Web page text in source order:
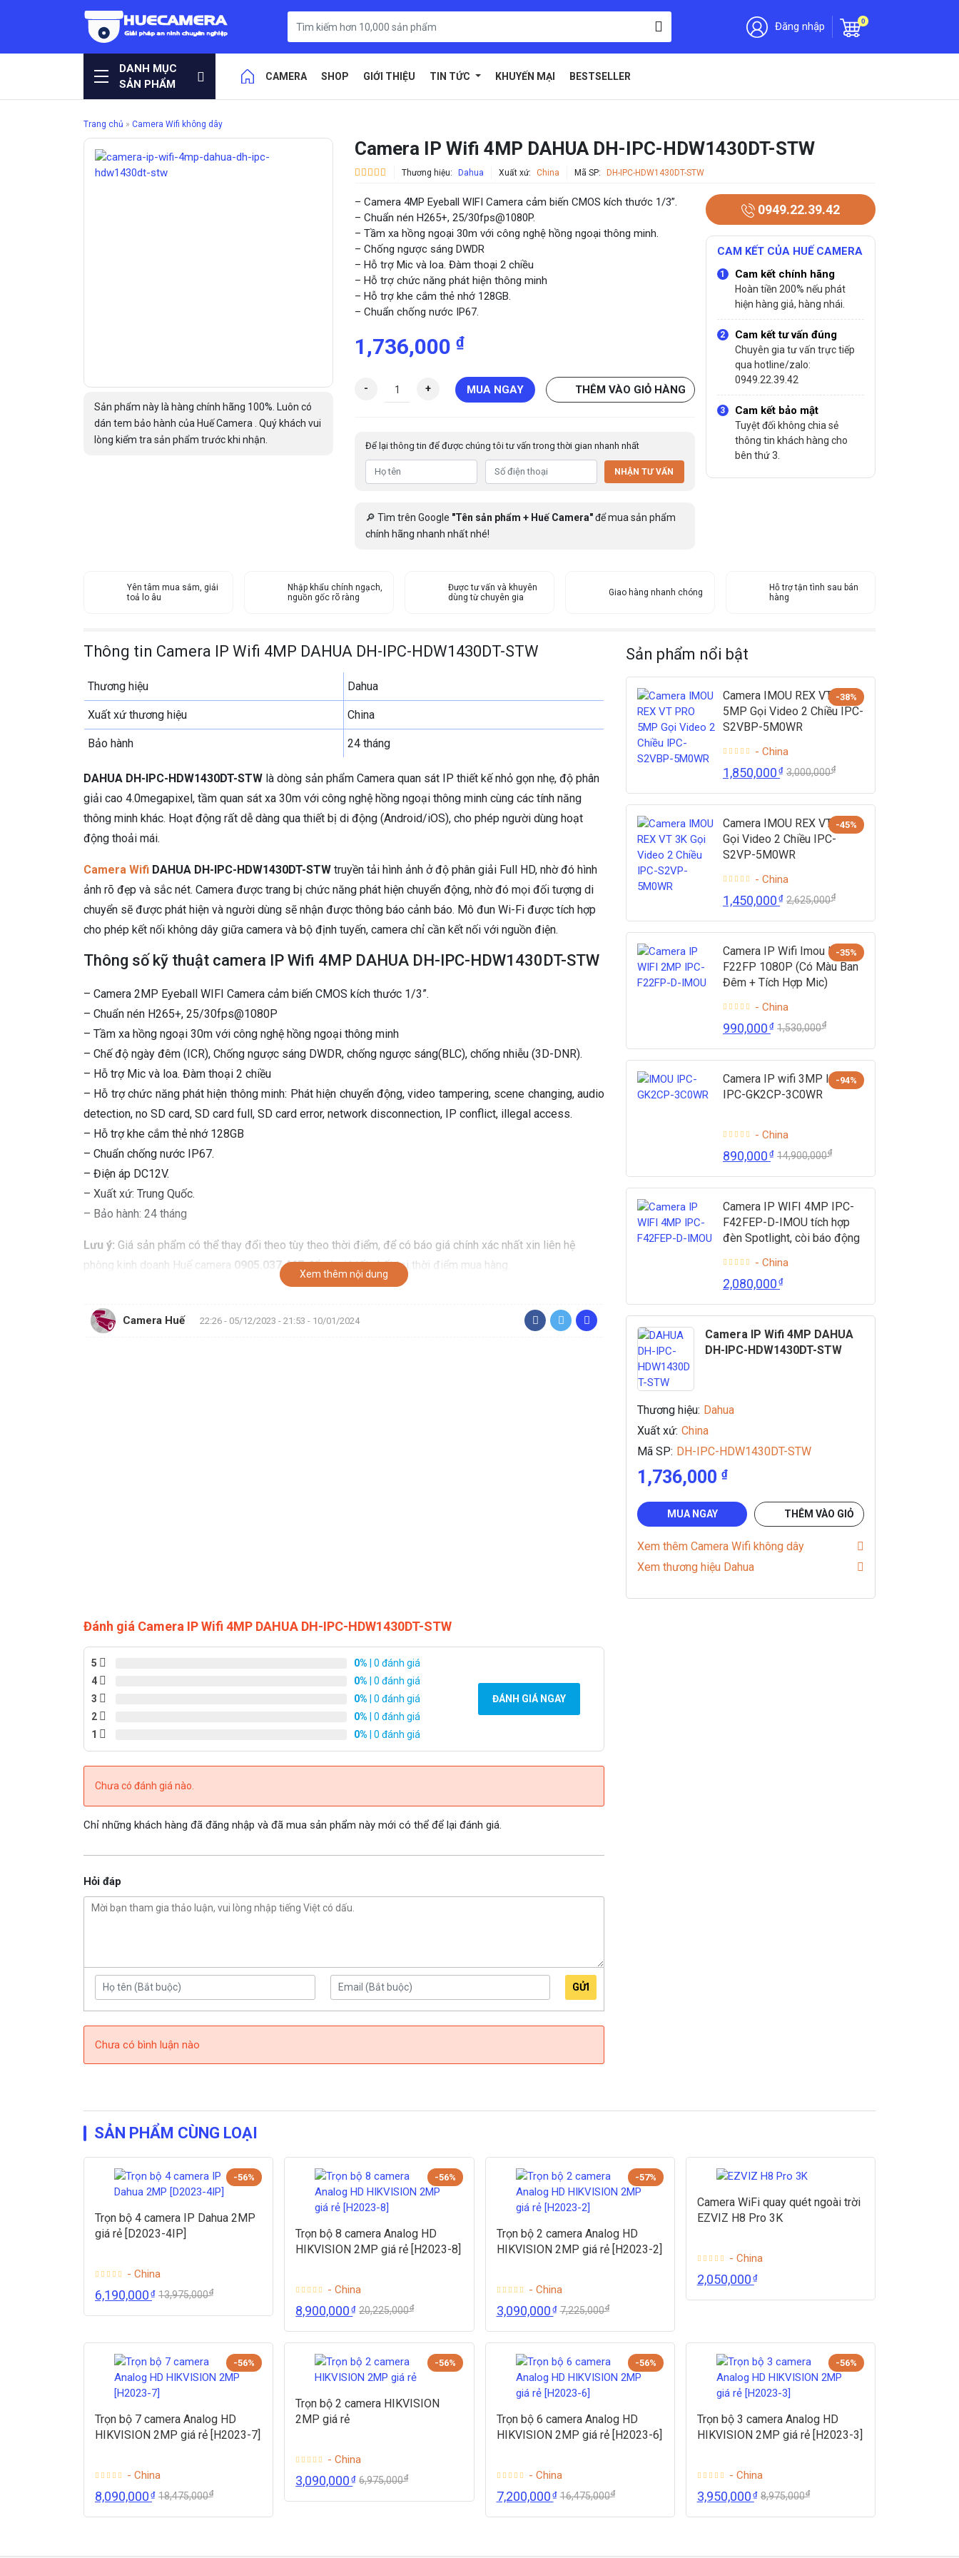
Đăng nhập 0
DANH MỤC
SẢN PHẨM
CAMERA SHOP GIỚI THIỆU TIN TỨC KHUYẾN MẠI BESTSELLER
Trang chủ » Camera Wifi không dây
Sản phẩm này là hàng chính hãng 100%. Luôn có
dán tem bảo hành của Huế Camera . Quý khách vui
lòng kiểm tra sản phẩm trước khi nhận.
Camera IP Wifi 4MP DAHUA DH-IPC-HDW1430DT-STW
Thương hiệu: Dahua Xuất xứ: China Mã SP: DH-IPC-HDW1430DT-STW
– Camera 4MP Eyeball WIFI Camera cảm biến CMOS kích thước 1/3”.
– Chuẩn nén H265+, 25/30fps@1080P.
– Tầm xa hồng ngoại 30m với công nghệ hồng ngoại thông minh.
– Chống ngược sáng DWDR
– Hỗ trợ Mic và loa. Đàm thoại 2 chiều
– Hỗ trợ chức năng phát hiện thông minh
– Hỗ trợ khe cắm thẻ nhớ 128GB.
– Chuẩn chống nước IP67.
1,736,000 ₫
-
M
P
A
D
H
-
I
C
H
D
4
3
0
T
S
W
ố
ư
n
+ MUA NGAY THÊM VÀO GIỎ HÀNG
Để lại thông tin để được chúng tôi tư vấn trong thời gian nhanh nhất
NHẬN TƯ VẤN
🔎 Tìm trên Google "Tên sản phẩm + Huế Camera"để mua sản phẩm
chính hãng nhanh nhất nhé!
0949.22.39.42
CAM KẾT CỦA HUẾ CAMERA
Cam kết chính hãng
Hoàn tiền 200% nếu phát
hiện hàng giả, hàng nhái.
Cam kết tư vấn đúng
Chuyên gia tư vấn trực tiếp
qua hotline/zalo:
0949.22.39.42
Cam kết bảo mật
Tuyệt đối không chia sẻ
thông tin khách hàng cho
bên thứ 3.
Yên tâm mua sắm, giải
toả lo âu
Nhập khẩu chính ngạch,
nguồn gốc rõ ràng
Được tư vấn và khuyên
dùng từ chuyên gia
Giao hàng nhanh chóng
Hỗ trợ tận tình sau bán
hàng
Thông tin Camera IP Wifi 4MP DAHUA DH-IPC-HDW1430DT-STW
Thương hiệu Dahua
Xuất xứ thương hiệu China
Bảo hành 24 tháng
DAHUA DH-IPC-HDW1430DT-STW là dòng sản phẩm Camera quan sát IP thiết kế nhỏ gọn nhẹ, độ phân
giải cao 4.0megapixel, tầm quan sát xa 30m với công nghệ hồng ngoại thông minh cùng các tính năng
thông minh khác. Hoạt động rất dễ dàng qua thiết bị di động (Android/iOS), cho phép người dùng hoạt
động thoải mái.
Camera Wifi DAHUA DH-IPC-HDW1430DT-STW truyền tải hình ảnh ở độ phân giải Full HD, nhờ đó hình
ảnh rõ đẹp và sắc nét. Camera được trang bị chức năng phát hiện chuyển động, nhờ đó mọi đối tượng di
chuyển sẽ được phát hiện và người dùng sẽ nhận được thông báo cảnh báo. Mô đun Wi-Fi được tích hợp
cho phép kết nối không dây giữa camera và bộ định tuyến, camera chỉ cần kết nối với nguồn điện.
Thông số kỹ thuật camera IP Wifi 4MP DAHUA DH-IPC-HDW1430DT-STW
– Camera 2MP Eyeball WIFI Camera cảm biến CMOS kích thước 1/3”.
– Chuẩn nén H265+, 25/30fps@1080P
– Tầm xa hồng ngoại 30m với công nghệ hồng ngoại thông minh
– Chế độ ngày đêm (ICR), Chống ngược sáng DWDR, chống ngược sáng(BLC), chống nhiễu (3D-DNR).
– Hỗ trợ Mic và loa. Đàm thoại 2 chiều
– Hỗ trợ chức năng phát hiện thông minh: Phát hiện chuyển động, video tampering, scene changing, audio
detection, no SD card, SD card full, SD card error, network disconnection, IP conflict, illegal access.
– Hỗ trợ khe cắm thẻ nhớ 128GB
– Chuẩn chống nước IP67.
– Điện áp DC12V.
– Xuất xứ: Trung Quốc.
– Bảo hành: 24 tháng
Lưu ý: Giá sản phẩm có thể thay đổi theo tùy theo thời điểm, để có báo giá chính xác nhất xin liên hệ
phòng kinh doanh Huế camera 0905.037.467để có giá tốt nhất tại thời điểm mua hàng.
Xem thêm nội dung
Camera Huế 22:26 - 05/12/2023 - 21:53 - 10/01/2024
Sản phẩm nổi bật
-38%
Camera IMOU REX VT PRO
5MP Gọi Video 2 Chiều IPC-
S2VBP-5M0WR
- China
1,850,000₫ 3,000,000₫
-45%
Camera IMOU REX VT 3K
Gọi Video 2 Chiều IPC-
S2VP-5M0WR
- China
1,450,000₫ 2,625,000₫
-35%
Camera IP Wifi Imou IPC-
F22FP 1080P (Có Màu Ban
Đêm + Tích Hợp Mic)
- China
990,000₫ 1,530,000₫
-94%
Camera IP wifi 3MP IMOU
IPC-GK2CP-3C0WR
- China
890,000₫ 14,900,000₫
Camera IP WIFI 4MP IPC-
F42FEP-D-IMOU tích hợp
đèn Spotlight, còi báo động
- China
2,080,000₫
Camera IP Wifi 4MP DAHUA
DH-IPC-HDW1430DT-STW
Thương hiệu: Dahua
Xuất xứ: China
Mã SP: DH-IPC-HDW1430DT-STW
1,736,000 ₫
MUA NGAY THÊM VÀO GIỎ
Xem thêm Camera Wifi không dây
Xem thương hiệu Dahua
Đánh giá Camera IP Wifi 4MP DAHUA DH-IPC-HDW1430DT-STW
5 0% | 0 đánh giá
4
0% | 0 đánh giá
3
0% | 0 đánh giá
2
0% | 0 đánh giá
1
0% | 0 đánh giá
ĐÁNH GIÁ NGAY
Chưa có đánh giá nào.
Chỉ những khách hàng đã đăng nhập và đã mua sản phẩm này mới có thể để lại đánh giá.
Hỏi đáp
GỬI
Chưa có bình luận nào
SẢN PHẨM CÙNG LOẠI
-56%
Trọn bộ 4 camera IP Dahua 2MP
giá rẻ [D2023-4IP]
- China
6,190,000₫ 13,975,000₫
-56%
Trọn bộ 8 camera Analog HD
HIKVISION 2MP giá rẻ [H2023-8]
- China
8,900,000₫ 20,225,000₫
-57%
Trọn bộ 2 camera Analog HD
HIKVISION 2MP giá rẻ [H2023-2]
- China
3,090,000₫ 7,225,000₫
Camera WiFi quay quét ngoài trời
EZVIZ H8 Pro 3K
- China
2,050,000₫
-56%
Trọn bộ 7 camera Analog HD
HIKVISION 2MP giá rẻ [H2023-7]
- China
8,090,000₫ 18,475,000₫
-56%
Trọn bộ 2 camera HIKVISION
2MP giá rẻ
- China
3,090,000₫ 6,975,000₫
-56%
Trọn bộ 6 camera Analog HD
HIKVISION 2MP giá rẻ [H2023-6]
- China
7,200,000₫ 16,475,000₫
-56%
Trọn bộ 3 camera Analog HD
HIKVISION 2MP giá rẻ [H2023-3]
- China
3,950,000₫ 8,975,000₫